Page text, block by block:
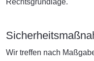
Rechtsgrundlage.
Wir treffen nach